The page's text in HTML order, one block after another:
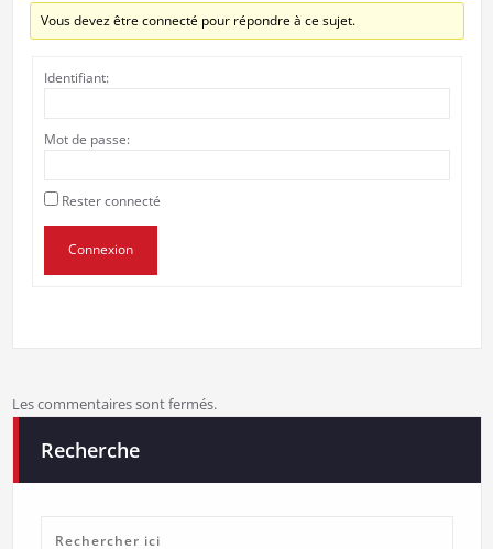
Vous devez être connecté pour répondre à ce sujet.
Identifiant:
Mot de passe:
Rester connecté
Connexion
Les commentaires sont fermés.
Recherche